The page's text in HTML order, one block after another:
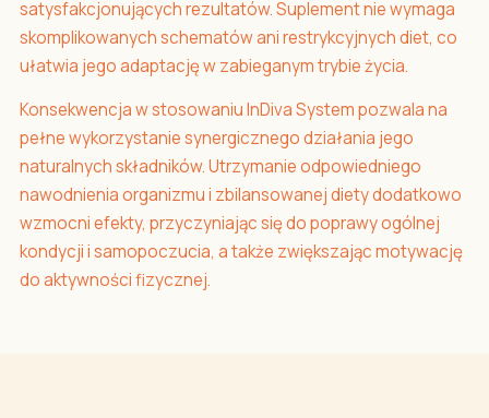
satysfakcjonujących rezultatów. Suplement nie wymaga
skomplikowanych schematów ani restrykcyjnych diet, co
ułatwia jego adaptację w zabieganym trybie życia.
Konsekwencja w stosowaniu InDiva System pozwala na
pełne wykorzystanie synergicznego działania jego
naturalnych składników. Utrzymanie odpowiedniego
nawodnienia organizmu i zbilansowanej diety dodatkowo
wzmocni efekty, przyczyniając się do poprawy ogólnej
kondycji i samopoczucia, a także zwiększając motywację
do aktywności fizycznej.